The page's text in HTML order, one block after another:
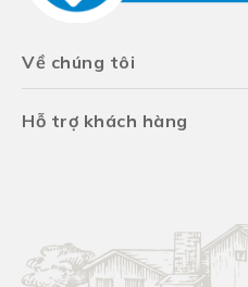
Về chúng tôi
Hỗ trợ khách hàng